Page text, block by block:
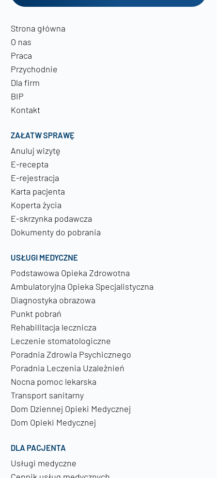
Strona główna
O nas
Praca
Przychodnie
Dla firm
BIP
Kontakt
ZAŁATW SPRAWĘ
Anuluj wizytę
E-recepta
E-rejestracja
Karta pacjenta
Koperta życia
E-skrzynka podawcza
Dokumenty do pobrania
USŁUGI MEDYCZNE
Podstawowa Opieka Zdrowotna
Ambulatoryjna Opieka Specjalistyczna
Diagnostyka obrazowa
Punkt pobrań
Rehabilitacja lecznicza
Leczenie stomatologiczne
Poradnia Zdrowia Psychicznego
Poradnia Leczenia Uzależnień
Nocna pomoc lekarska
Transport sanitarny
Dom Dziennej Opieki Medycznej
Dom Opieki Medycznej
DLA PACJENTA
Usługi medyczne